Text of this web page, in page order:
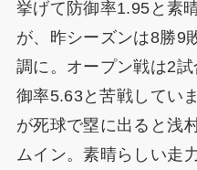
挙げて防御率1.95と素
が、昨シーズンは8勝9
調に。オープン戦は2
御率5.63と苦戦してい
が死球で塁に出ると浅
ムイン。素晴らしい走